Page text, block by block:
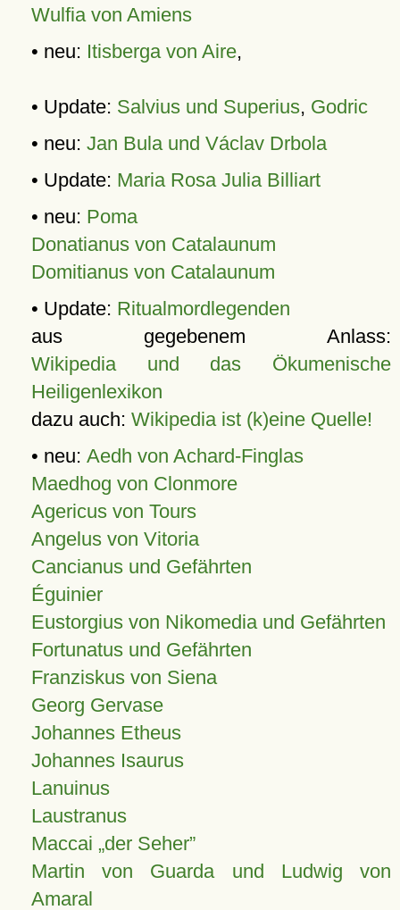
Wulfia von Amiens
• neu: Itisberga von Aire,
• Update: Salvius und Superius, Godric
• neu: Jan Bula und Václav Drbola
• Update: Maria Rosa Julia Billiart
• neu: Poma
Donatianus von Catalaunum
Domitianus von Catalaunum
• Update: Ritualmordlegenden
aus gegebenem Anlass:
Wikipedia und das Ökumenische
Heiligenlexikon
dazu auch: Wikipedia ist (k)eine Quelle!
• neu: Aedh von Achard-Finglas
Maedhog von Clonmore
Agericus von Tours
Angelus von Vitoria
Cancianus und Gefährten
Éguinier
Eustorgius von Nikomedia und Gefährten
Fortunatus und Gefährten
Franziskus von Siena
Georg Gervase
Johannes Etheus
Johannes Isaurus
Lanuinus
Laustranus
Maccai „der Seher”
Martin von Guarda und Ludwig von
Amaral